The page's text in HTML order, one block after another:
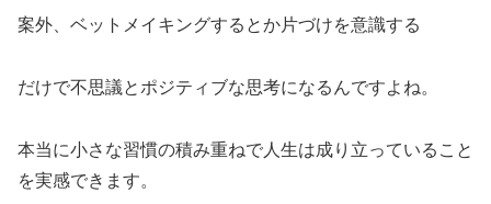
案外、ベットメイキングするとか片づけを意識する
だけで不思議とポジティブな思考になるんですよね。
本当に小さな習慣の積み重ねで人生は成り立っていること
を実感できます。